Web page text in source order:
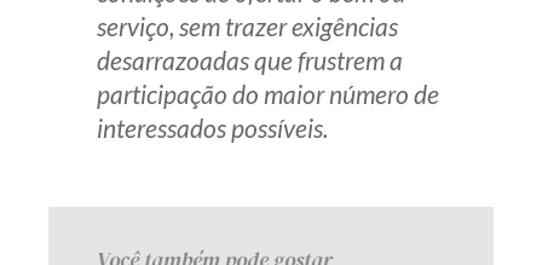
serviço, sem trazer exigências
desarrazoadas que frustrem a
participação do maior número de
interessados possíveis.